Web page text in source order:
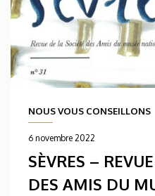
NOUS VOUS CONSEILLONS
6 novembre 2022
SÈVRES –
DES AMIS DU